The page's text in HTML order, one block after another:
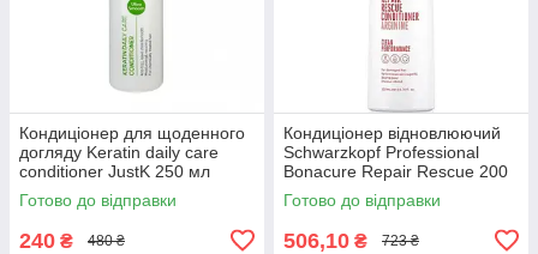
Кондиціонер для щоденного
догляду Keratin daily care
conditioner JustK 250 мл
Готово до відправки
240 ₴ 480 ₴
Кондиціонер відновлюючий
Schwarzkopf Professional
Bonacure Repair Rescue 200
мл
Готово до відправки
506,10 ₴ 723 ₴